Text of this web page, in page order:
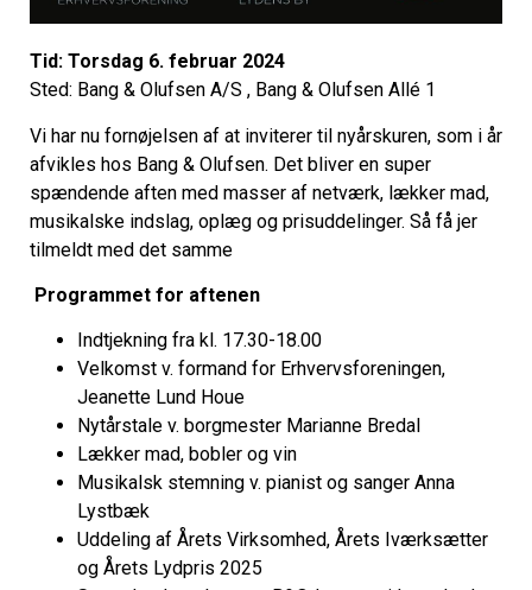
Tid: Torsdag 6. februar 2024
Sted: Bang & Olufsen A/S , Bang & Olufsen Allé 1
Vi har nu fornøjelsen af at inviterer til nyårskuren, som i år
afvikles hos Bang & Olufsen. Det bliver en super
spændende aften med masser af netværk, lækker mad,
musikalske indslag, oplæg og prisuddelinger. Så få jer
tilmeldt med det samme
Programmet for aftenen
Indtjekning fra kl. 17.30-18.00
Velkomst v. formand for Erhvervsforeningen,
Jeanette Lund Houe
Nytårstale v. borgmester Marianne Bredal
Lækker mad, bobler og vin
Musikalsk stemning v. pianist og sanger Anna
Lystbæk
Uddeling af Årets Virksomhed, Årets Iværksætter
og Årets Lydpris 2025